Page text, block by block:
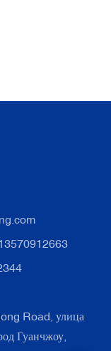
Road, улица
Гуанчжоу,